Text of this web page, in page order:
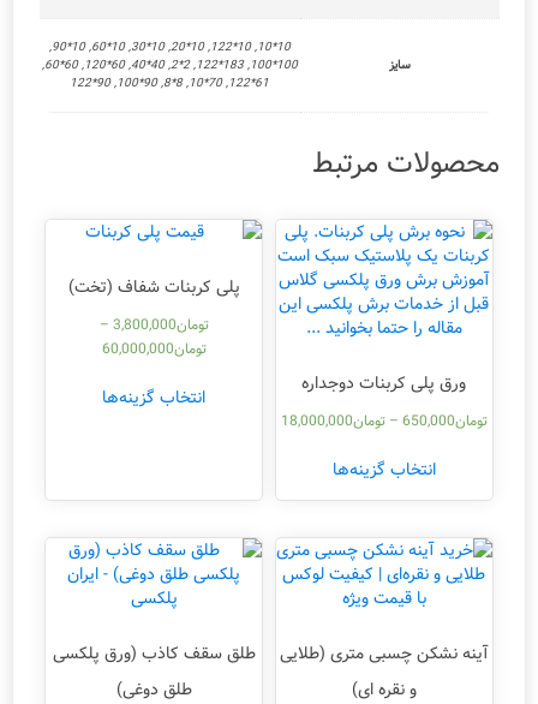
سایز
10*10, 10*122, 10*20, 10*30, 10*60, 10*90,
100*100, 183*122, 2*2, 40*40, 60*120, 60*60,
61*122, 70*10, 8*8, 90*100, 90*122
محصولات مرتبط
ورق پلی کربنات دوجداره
تومان650,000
–تومان18,000,000
انتخاب گزینه‌ها
پلی کربنات شفاف (تخت)
تومان3,800,000
–
تومان60,000,000
انتخاب گزینه‌ها
آینه نشکن چسبی متری (طلایی
و نقره ای)
طلق سقف کاذب (ورق پلکسی
طلق دوغی)